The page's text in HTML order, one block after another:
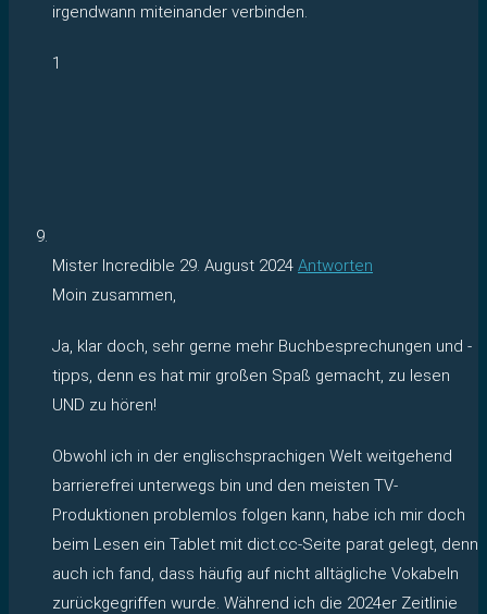
irgendwann miteinander verbinden.
1
Mister Incredible 29. August 2024 Antworten
Moin zusammen,
Ja, klar doch, sehr gerne mehr Buchbesprechungen und -
tipps, denn es hat mir großen Spaß gemacht, zu lesen
UND zu hören!
Obwohl ich in der englischsprachigen Welt weitgehend
barrierefrei unterwegs bin und den meisten TV-
Produktionen problemlos folgen kann, habe ich mir doch
beim Lesen ein Tablet mit dict.cc-Seite parat gelegt, denn
auch ich fand, dass häufig auf nicht alltägliche Vokabeln
zurückgegriffen wurde. Während ich die 2024er Zeitlinie